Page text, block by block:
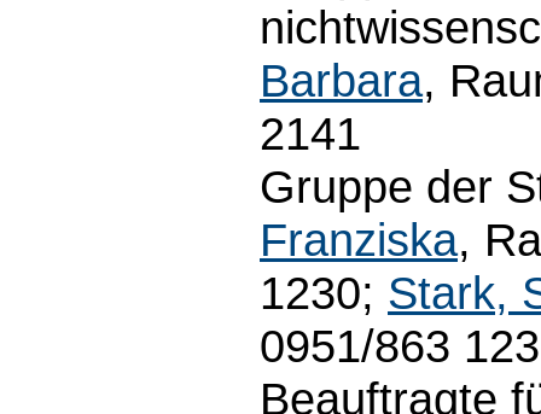
Barbara,
2141
Gruppe der
Franziska,
1230; Stark,
0951/863
Beauftragte